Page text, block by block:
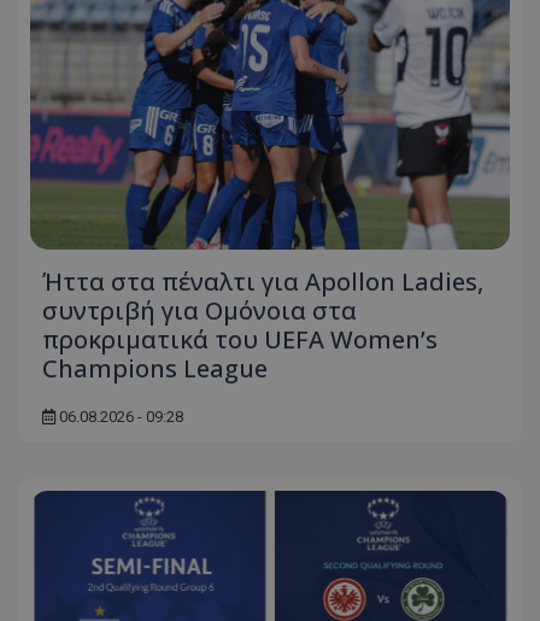
Ήττα στα πέναλτι για Apollon Ladies,
συντριβή για Ομόνοια στα
προκριματικά του UEFA Women’s
Champions League
06.08.2026 - 09:28